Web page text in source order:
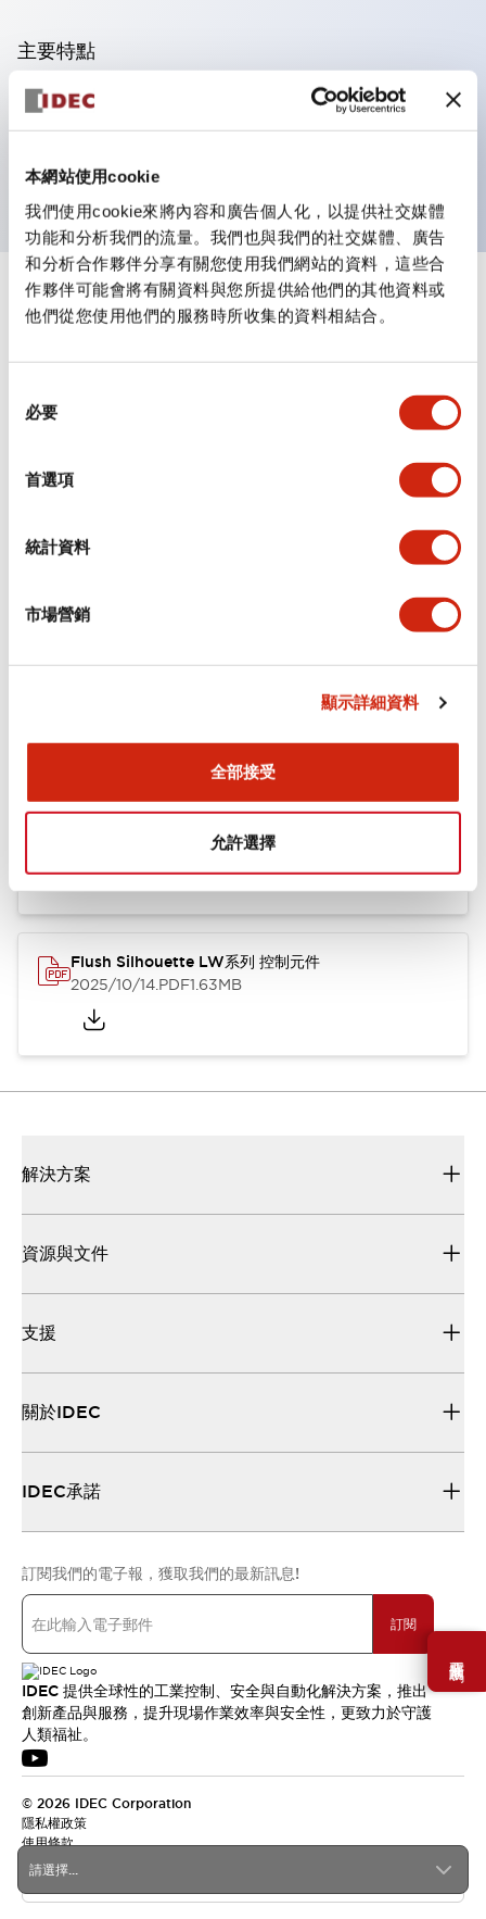
本網站使用cookie
我們使用cookie來將內容和廣告個人化，以提供社交媒體
功能和分析我們的流量。我們也與我們的社交媒體、廣告
和分析合作夥伴分享有關您使用我們網站的資料，這些合
作夥伴可能會將有關資料與您所提供給他們的其他資料或
他們從您使用他們的服務時所收集的資料相結合。
必要
首選項
統計資料
市場營銷
顯示詳細資料
全部接受
允許選擇
需要幫助嗎？
主要特點
可進行集合密著安裝
附鎖選擇開關採用高安全性的彈子鎖結構
防護結構為IP65（IEC60529）
規格
環境規範
機械規格
Flush Silhouette LW系列 控制元件 (英文版)
1.23MB
Flush Silhouette LW系列 控制元件
2025/10/14.PDF1.63MB
請選擇...
解決方案
資源與文件
支援
關於IDEC
IDEC承諾
訂閱我們的電子報，獲取我們的最新訊息!
訂閱
IDEC 提供全球性的工業控制、安全與自動化解決方案，推出
創新產品與服務，提升現場作業效率與安全性，更致力於守護
人類福祉。
© 2026 IDEC Corporation
隱私權政策
使用條款
台灣